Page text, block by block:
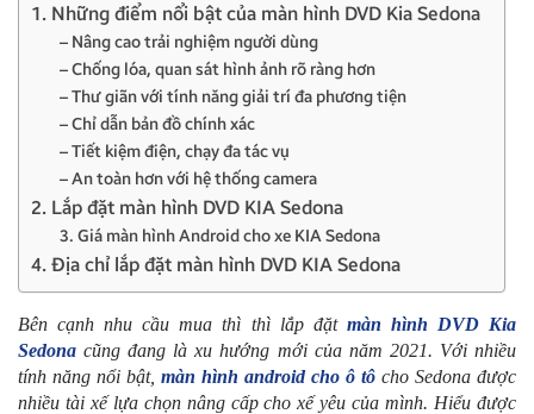
1. Những điểm nổi bật của màn hình DVD Kia Sedona
– Nâng cao trải nghiệm người dùng
– Chống lóa, quan sát hình ảnh rõ ràng hơn
– Thư giãn với tính năng giải trí đa phương tiện
– Chỉ dẫn bản đồ chính xác
– Tiết kiệm điện, chạy đa tác vụ
– An toàn hơn với hệ thống camera
2. Lắp đặt màn hình DVD KIA Sedona
3. Giá màn hình Android cho xe KIA Sedona
4. Địa chỉ lắp đặt màn hình DVD KIA Sedona
Bên cạnh nhu cầu mua thì thì lắp đặt màn hình DVD Kia
Sedona cũng đang là xu hướng mới của năm 2021. Với nhiều
tính năng nổi bật, màn hình android cho ô tô cho Sedona được
nhiều tài xế lựa chọn nâng cấp cho xế yêu của mình. Hiểu được